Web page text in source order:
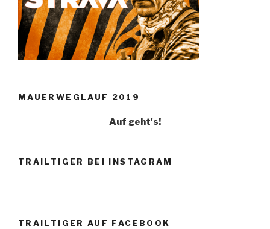
MAUERWEGLAUF 2019
Auf geht's!
TRAILTIGER BEI INSTAGRAM
TRAILTIGER AUF FACEBOOK